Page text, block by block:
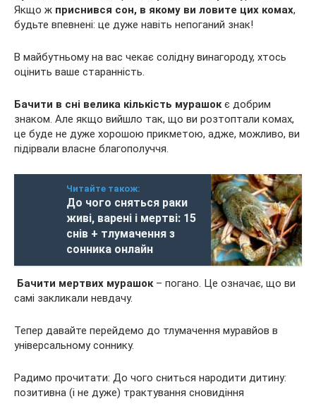
Якщо ж приснився сон, в якому ви ловите цих комах,
будьте впевнені: це дуже навіть непоганий знак!
В майбутньому на вас чекає солідну винагороду, хтось
оцінить ваше старанність.
Бачити в сні велика кількість мурашокє добрим
знаком. Але якщо вийшло так, що ви розтоптали комах,
це буде не дуже хорошою прикметою, адже, можливо, ви
підірвали власне благополуччя.
Читайте також:
До чого сняться раки
живі, варені і мертві: 15
снів + тлумачення з
сонника онлайн
Бачити мертвих мурашок– погано. Це означає, що ви
самі закликали невдачу.
Тепер давайте перейдемо до тлумачення муравйов в
універсальному соннику.
Радимо прочитати: До чого сниться народити дитину:
позитивна (і не дуже) трактування сновидіння